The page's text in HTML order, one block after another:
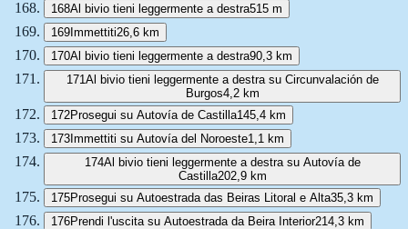
168Al bivio tieni leggermente a destra515 m
169Immettiti26,6 km
170Al bivio tieni leggermente a destra90,3 km
171Al bivio tieni leggermente a destra su Circunvalación de
Burgos4,2 km
172Prosegui su Autovía de Castilla145,4 km
173Immettiti su Autovía del Noroeste1,1 km
174Al bivio tieni leggermente a destra su Autovía de
Castilla202,9 km
175Prosegui su Autoestrada das Beiras Litoral e Alta35,3 km
176Prendi l'uscita su Autoestrada da Beira Interior214,3 km